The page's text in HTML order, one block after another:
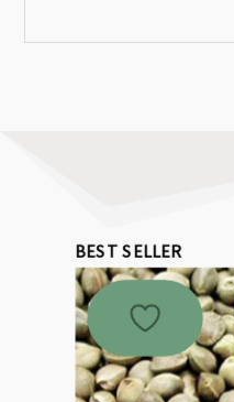
BEST SELLER